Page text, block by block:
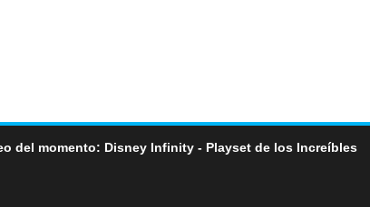
del momento: Disney Infinity - Playset de los Increíbles